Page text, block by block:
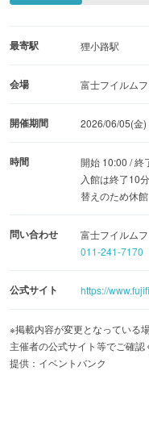
最寄駅 狸小路駅
会場 富士フイルム
開催期間 2026/06/05(金
時間
開始 10:00 / 終
入館は終了10
替えのため休館
問い合わせ
富士フイルム
011-241-7170
公式サイト https://
※掲載内容が変更となっている
主催者の公式サイト等でご確認
提供：イベントバンク